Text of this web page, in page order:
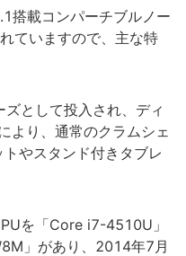
搭載コンパーチブルノー
ていますので、主な特
として投入され、ディ
より、通常のクラムシェ
やスタンド付きタブレ
を「Core i7-4510U」
」があり、2014年7月